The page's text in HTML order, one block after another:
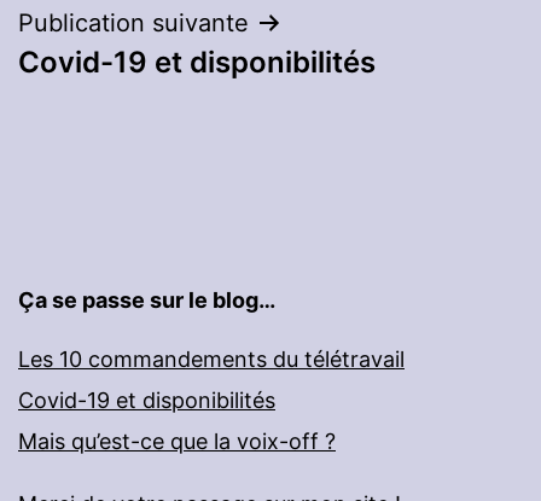
Navigation
de
Publication suivante
Covid-19 et disponibilités
Ça se passe sur le blog…
Les 10 commandements du télétravail
Covid-19 et disponibilités
Mais qu’est-ce que la voix-off ?